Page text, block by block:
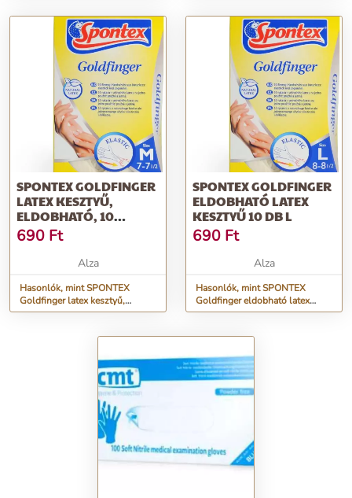
SPONTEX GOLDFINGER
LATEX KESZTYŰ,
ELDOBHATÓ, 10
DARAB, M
690 Ft
Alza
Hasonlók, mint SPONTEX
Goldfinger latex kesztyű,
eldobható, 10 darab, M
SPONTEX GOLDFINGER
ELDOBHATÓ LATEX
KESZTYŰ 10 DB L
690 Ft
Alza
Hasonlók, mint SPONTEX
Goldfinger eldobható latex
kesztyű 10 db L